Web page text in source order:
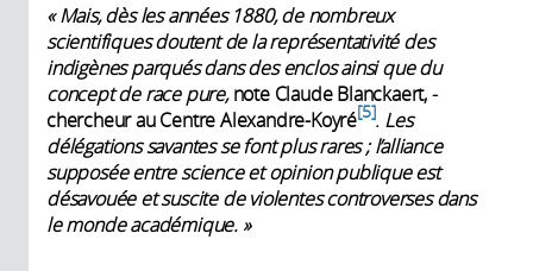
« Mais, dès les années 1880, de nombreux
scientifiques doutent de la représentativité des
indigènes parqués dans des enclos ainsi que du
concept de race pure,note Claude Blanckaert, ­
chercheur au Centre Alexandre-Koyré 5 . Les
délégations savantes se font plus rares ; l’alliance
supposée entre science et opinion publique est
désavouée et suscite de violentes controverses dans
le monde académique. »